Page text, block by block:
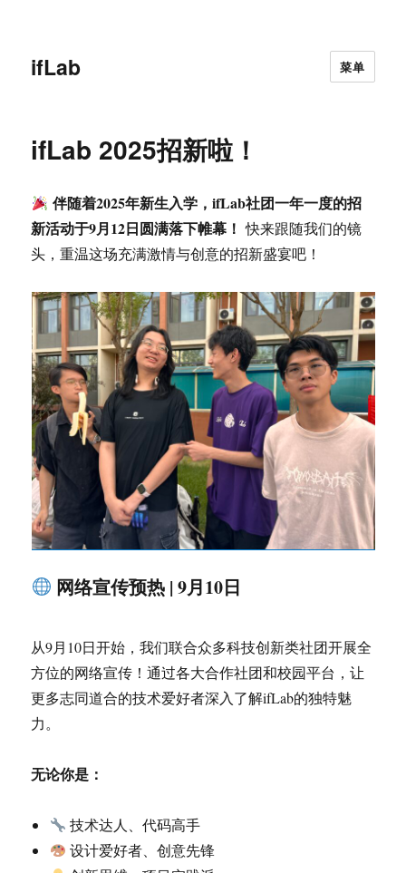
ifLab 菜单
ifLab 2025招新啦！
伴随着2025年新生入学，ifLab社团一年一度的招
新活动于9月12日圆满落下帷幕！ 快来跟随我们的镜
头，重温这场充满激情与创意的招新盛宴吧！
网络宣传预热 | 9月10日
从9月10日开始，我们联合众多科技创新类社团开展全
方位的网络宣传！通过各大合作社团和校园平台，让
更多志同道合的技术爱好者深入了解ifLab的独特魅
力。
无论你是：
技术达人、代码高手
设计爱好者、创意先锋